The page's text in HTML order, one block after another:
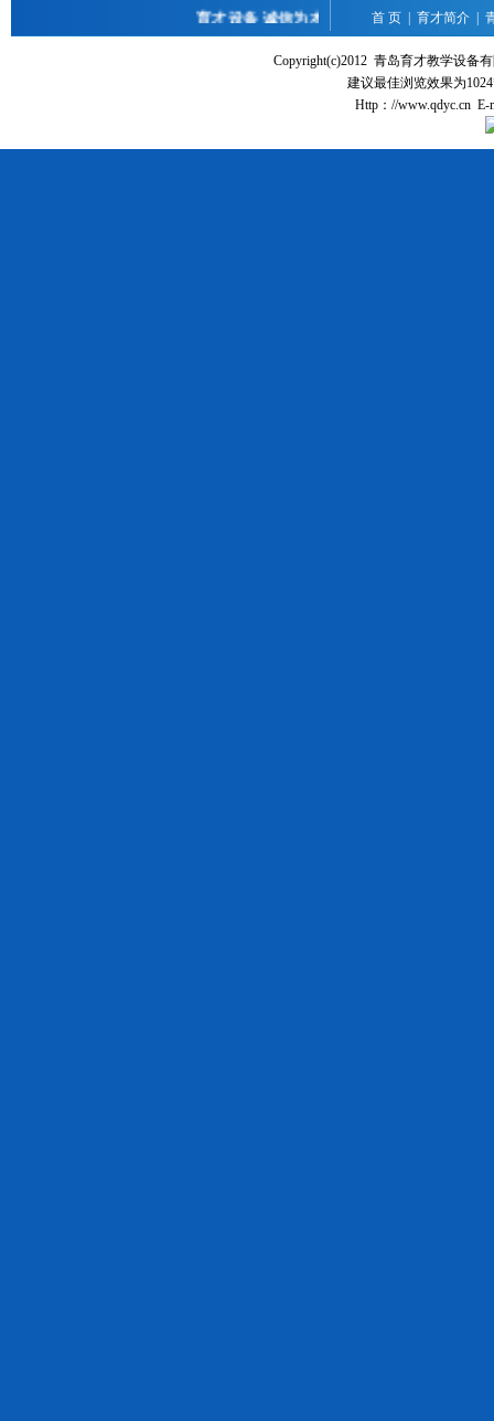
育才设备 诚信为本 科技为先 卓越品质
首 页 育才简介
Copyright(c)2012 青岛育才教学设备
建议最佳浏览效果为
Http：//www.qdyc.cn E-